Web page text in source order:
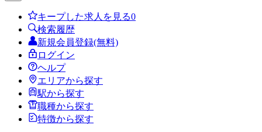
キープした求人を見る0
検索履歴
新規会員登録(無料)
ログイン
ヘルプ
エリアから探す
駅から探す
職種から探す
特徴から探す